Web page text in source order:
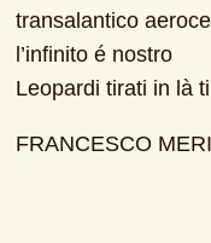
transalantico
l’infinito é nostro
Leopardi tirati in là
FRANCESCO